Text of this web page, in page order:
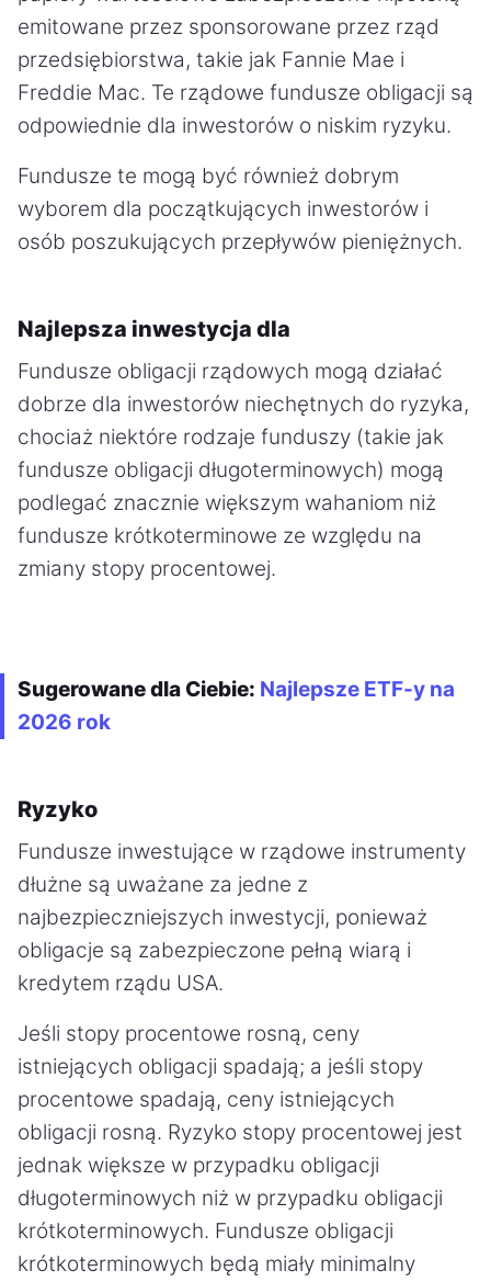
emitowane przez sponsorowane przez rząd
przedsiębiorstwa, takie jak Fannie Mae i
Freddie Mac. Te rządowe fundusze obligacji są
odpowiednie dla inwestorów o niskim ryzyku.
Fundusze te mogą być również dobrym
wyborem dla początkujących inwestorów i
osób poszukujących przepływów pieniężnych.
Najlepsza inwestycja dla
Fundusze obligacji rządowych mogą działać
dobrze dla inwestorów niechętnych do ryzyka,
chociaż niektóre rodzaje funduszy (takie jak
fundusze obligacji długoterminowych) mogą
podlegać znacznie większym wahaniom niż
fundusze krótkoterminowe ze względu na
zmiany stopy procentowej.
Sugerowane dla Ciebie: Najlepsze ETF-y na
2026 rok
Ryzyko
Fundusze inwestujące w rządowe instrumenty
dłużne są uważane za jedne z
najbezpieczniejszych inwestycji, ponieważ
obligacje są zabezpieczone pełną wiarą i
kredytem rządu USA.
Jeśli stopy procentowe rosną, ceny
istniejących obligacji spadają; a jeśli stopy
procentowe spadają, ceny istniejących
obligacji rosną. Ryzyko stopy procentowej jest
jednak większe w przypadku obligacji
długoterminowych niż w przypadku obligacji
krótkoterminowych. Fundusze obligacji
krótkoterminowych będą miały minimalny